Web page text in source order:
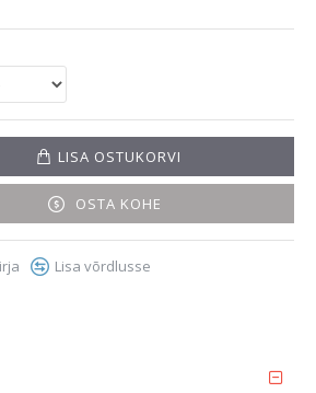
LISA OSTUKORVI
OSTA KOHE
Lisa võrdlusse